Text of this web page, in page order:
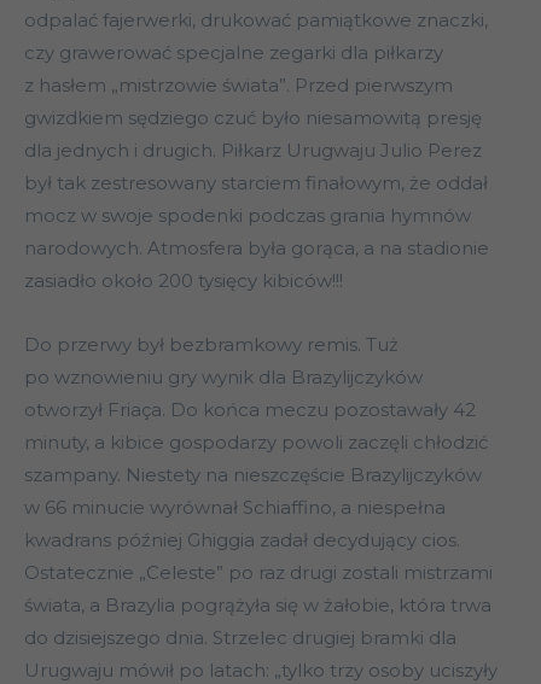
odpalać fajerwerki, drukować pamiątkowe znaczki,
czy grawerować specjalne zegarki dla piłkarzy
z hasłem „mistrzowie świata”. Przed pierwszym
gwizdkiem sędziego czuć było niesamowitą presję
dla jednych i drugich. Piłkarz Urugwaju Julio Perez
był tak zestresowany starciem finałowym, że oddał
mocz w swoje spodenki podczas grania hymnów
narodowych. Atmosfera była gorąca, a na stadionie
zasiadło około 200 tysięcy kibiców!!!
Do przerwy był bezbramkowy remis. Tuż
po wznowieniu gry wynik dla Brazylijczyków
otworzył Friaça. Do końca meczu pozostawały 42
minuty, a kibice gospodarzy powoli zaczęli chłodzić
szampany. Niestety na nieszczęście Brazylijczyków
w 66 minucie wyrównał Schiaffino, a niespełna
kwadrans później Ghiggia zadał decydujący cios.
Ostatecznie „Celeste” po raz drugi zostali mistrzami
świata, a Brazylia pogrążyła się w żałobie, która trwa
do dzisiejszego dnia. Strzelec drugiej bramki dla
Urugwaju mówił po latach: „tylko trzy osoby uciszyły